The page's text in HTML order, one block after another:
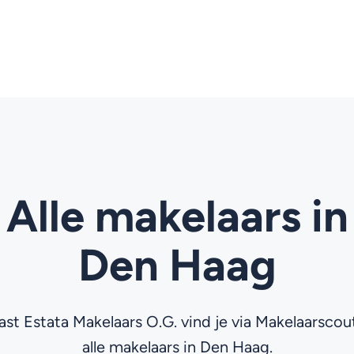
Alle makelaars in
Den Haag
Estata Makelaars O.G. vind je via
alle makelaars in Den Haag.